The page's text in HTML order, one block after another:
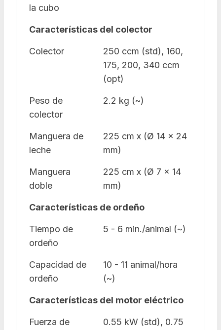
la cubo
Características del colector
Colector
250 ccm (std), 160,
175, 200, 340 ccm
(opt)
Peso de
colector
2.2 kg (~)
Manguera de
leche
225 cm x (Ø 14 x 24
mm)
Manguera
doble
225 cm x (Ø 7 x 14
mm)
Características de ordeño
Tiempo de
ordeño
5 - 6 min./animal (~)
Capacidad de
ordeño
10 - 11 animal/hora
(~)
Características del motor eléctrico
Fuerza de
0.55 kW (std), 0.75